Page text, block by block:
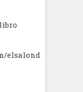
elsalond